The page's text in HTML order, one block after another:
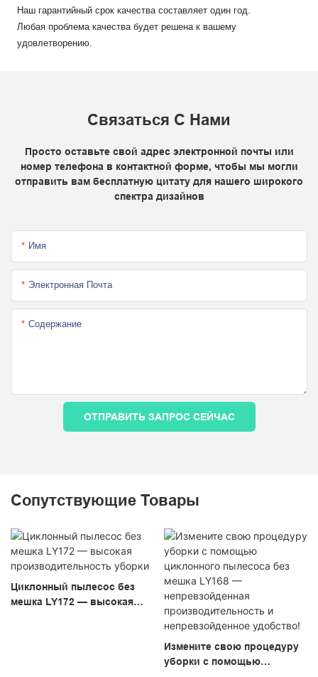
Наш гарантийный срок качества составляет один год.
Любая проблема качества будет решена к вашему
удовлетворению.
Связаться С Нами
Просто оставьте свой адрес электронной почты или
номер телефона в контактной форме, чтобы мы могли
отправить вам бесплатную цитату для нашего широкого
спектра дизайнов
Имя
Электронная Почта
Содержание
ОТПРАВИТЬ ЗАПРОС СЕЙЧАС
Сопутствующие Товары
Циклонный пылесос без
мешка LY172 — высокая
Измените свою процедуру
уборки с помощью